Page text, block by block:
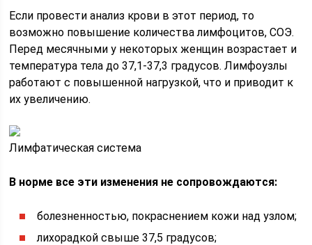
Если провести анализ крови в этот период, то
возможно повышение количества лимфоцитов, СОЭ.
Перед месячными у некоторых женщин возрастает и
температура тела до 37,1-37,3 градусов. Лимфоузлы
работают с повышенной нагрузкой, что и приводит к
их увеличению.
Лимфатическая система
В норме все эти изменения не сопровождаются:
болезненностью, покраснением кожи над узлом;
лихорадкой свыше 37,5 градусов;